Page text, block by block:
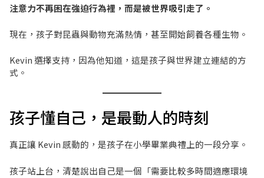
注意力不再困在強迫行為裡，而是被世界吸引走了。
現在，孩子對昆蟲與動物充滿熱情，甚至開始飼養各種生物。
Kevin 選擇支持，因為他知道，這是孩子與世界建立連結的方
式。
孩子懂自己，是最動人的時刻
真正讓 Kevin 感動的，是孩子在小學畢業典禮上的一段分享。
孩子站上台，清楚說出自己是一個「需要比較多時間適應環境